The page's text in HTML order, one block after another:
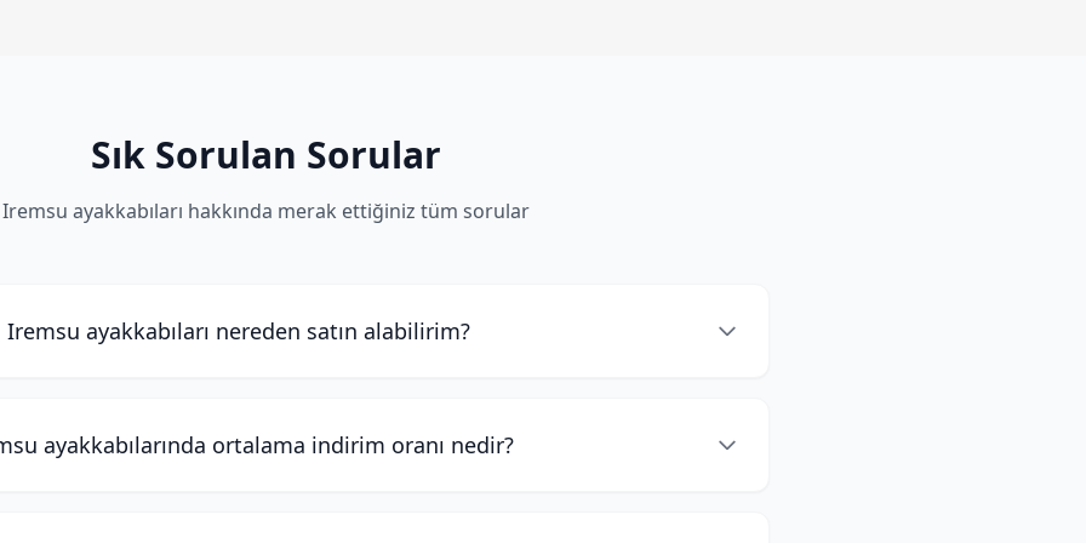
Sık Sorulan Sorular
Iremsu ayakkabıları hakkında merak ettiğiniz tüm sorular
Iremsu ayakkabıları nereden satın alabilirim?
ayakkabılarında ortalama indirim oranı nedir?